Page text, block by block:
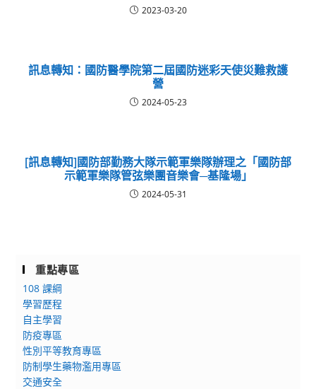
2023-03-20
訊息轉知：國防醫學院第二屆國防迷彩天使災難救護
營
2024-05-23
[訊息轉知]國防部勤務大隊示範軍樂隊辦理之「國防部
示範軍樂隊管弦樂團音樂會─基隆場」
2024-05-31
重點專區
108 課綱
學習歷程
自主學習
防疫專區
性別平等教育專區
防制學生藥物濫用專區
交通安全